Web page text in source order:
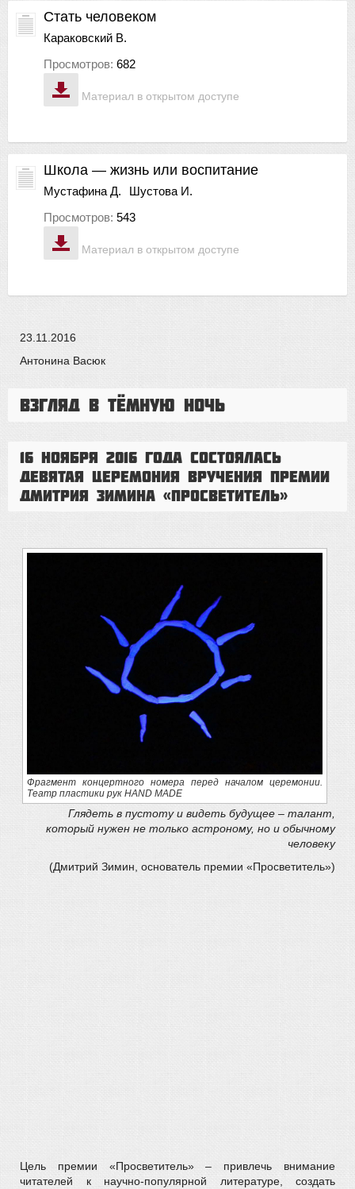
Материал в открытом доступе
Стать человеком
Караковский В.
Просмотров: 682
Материал в открытом доступе
Школа — жизнь или воспитание
Мустафина Д.
Шустова И.
Просмотров: 543
23.11.2016
Антонина Васюк
Взгляд в тёмную ночь
16 ноября 2016 года состоялась
девятая церемония вручения премии
Дмитрия Зимина «Просветитель»
Фрагмент концертного номера перед началом церемонии.
Театр пластики рук HAND MADE
Глядеть в пустоту и видеть будущее – талант,
который нужен не только астроному, но и обычному
человеку
(Дмитрий Зимин, основатель премии «Просветитель»)
Цель премии «Просветитель» – привлечь внимание
читателей к научно-популярной литературе, создать